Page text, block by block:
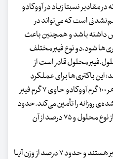
مقادیر نسبتا زیاد در آووکادو
است که می‌تواند در
باشد و همچنین باعث
شود.دو نوع فیبر مختلف
محلول قادر است از
این باکتری‌ها برای عملکرد
مطلوب بدن، بسیار مهم هستند.هر ۱۰۰ گرم آووکادو حاوی ۷ گرم فیبر
روزانه را تأمین می‌کند.حدود
۲۵ درصد از فیبر موجود در آووکادو از نوع محلول و ۷۵ درصد از آن
نتیجه‌گیری: آووکادوها سرشار از فیبر هستند و حدود ۷ درصد از وزن آنها